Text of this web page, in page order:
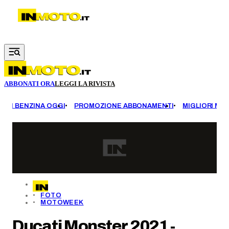
Vai al contenuto principale
ABBONATI ORALEGGI LA RIVISTA
BENZINA OGGI PROMOZIONE ABBONAMENTI MIGLIORI
FOTO
MOTOWEEK